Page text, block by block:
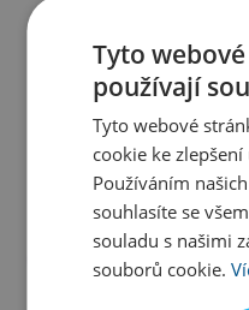
Tyto
používají
Tyto webové
cookie ke
Používáním
souhlasíte se
souladu s našimi
souborů cookie.